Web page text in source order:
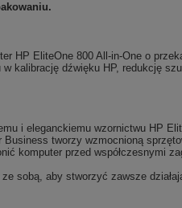
HP EliteOne 800 All-in-One o
kalibrację dźwięku HP, redukcję
i eleganckiemu wzornictwu
tworzy wzmocnioną
komputer przed współczesnymi
sobą, aby stworzyć zawsze